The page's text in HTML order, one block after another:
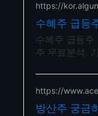
https://
수혜주 급등
주 추 종목전
제공
수혜주 급등주
주 무료분석,
공, 우량주 무
처음부터 실
다
https://
방산주 궁금